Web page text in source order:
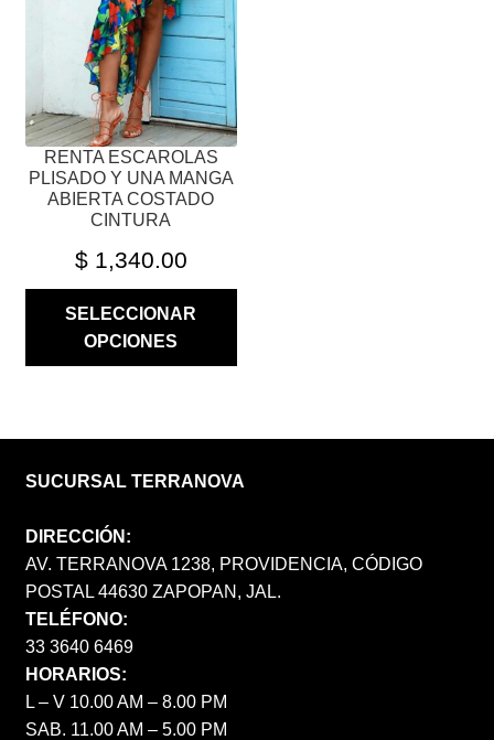
RENTA ESCAROLAS
PLISADO Y UNA MANGA
ABIERTA COSTADO
CINTURA
$1,340.00
SELECCIONAR
OPCIONES
PUEDEN
ELEGIR
LA
PÁGINA
DE
PRODUCTO
SUCURSAL TERRANOVA
DIRECCIÓN:
AV. TERRANOVA 1238, PROVIDENCIA, CÓDIGO
POSTAL 44630 ZAPOPAN, JAL.
TELÉFONO:
33 3640 6469
HORARIOS:
L – V 10.00 AM – 8.00 PM
SAB. 11.00 AM – 5.00 PM